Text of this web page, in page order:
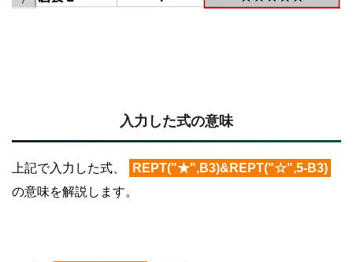
入力した式の意味
上記で入力した式、
REPT("★",B3)&REPT("☆",5-B3)
の意味を解説します。